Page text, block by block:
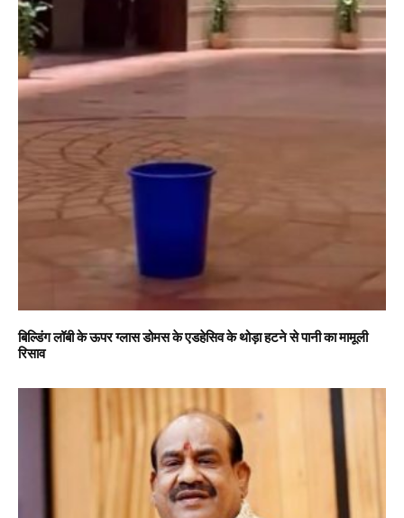
बिल्डिंग लॉबी के ऊपर ग्लास डोमस के एडहेसिव के थोड़ा हटने से पानी का मामूली
रिसाव